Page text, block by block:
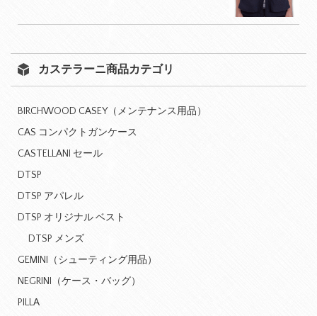
カステラーニ商品カテゴリ
BIRCHWOOD CASEY（メンテナンス用品）
CAS コンパクトガンケース
CASTELLANI セール
DTSP
DTSP アパレル
DTSP オリジナル ベスト
DTSP メンズ
GEMINI（シューティング用品）
NEGRINI（ケース・バッグ）
PILLA